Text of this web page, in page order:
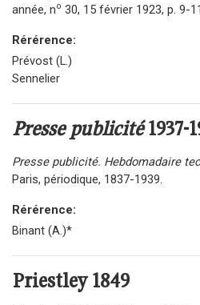
année, no 30, 15 février 1923, p. 9-11.
Rérérence:
Prévost (L.)
Sennelier
Presse publicité1937-
Presse publicité. Hebdomadaire
Paris, périodique, 1837-1939.
Rérérence:
Binant (A.)*
Priestley1849